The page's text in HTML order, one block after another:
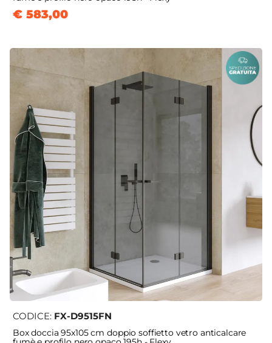
€ 583,00
CODICE: FX-D9515FN
Box doccia 95x105 cm doppio soffietto vetro anticalcare